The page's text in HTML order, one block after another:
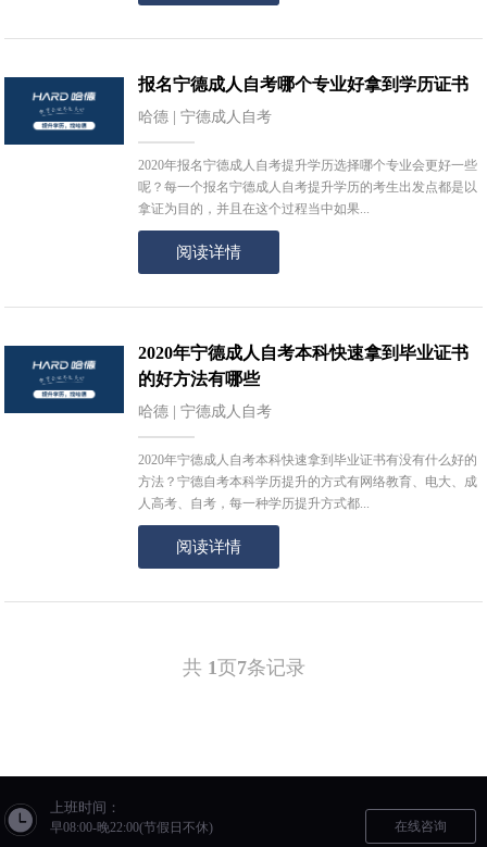
报名宁德成人自考哪个专业好拿到学历证书
哈德 | 宁德成人自考
2020年报名宁德成人自考提升学历选择哪个专业会更好一些
呢？每一个报名宁德成人自考提升学历的考生出发点都是以
拿证为目的，并且在这个过程当中如果...
阅读详情
2020年宁德成人自考本科快速拿到毕业证书
的好方法有哪些
哈德 | 宁德成人自考
2020年宁德成人自考本科快速拿到毕业证书有没有什么好的
方法？宁德自考本科学历提升的方式有网络教育、电大、成
人高考、自考，每一种学历提升方式都...
阅读详情
共 1页7条记录
上班时间：
早08:00-晚22:00(节假日不休) 在线咨询